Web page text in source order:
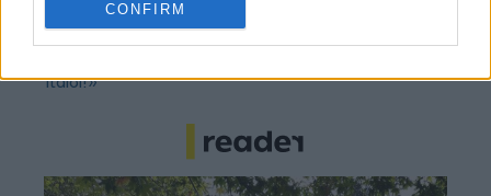
CONFIRM
Νέντοβιτς για Γουόκαπ: «Είναι από τους πιο...
παιδί!»